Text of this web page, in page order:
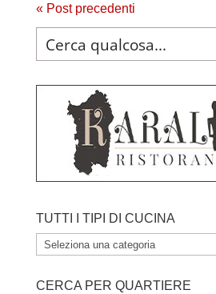
« Post precedenti
TUTTI I TIPI DI CUCINA
TUTTI
TIPI
CERCA PER QUARTIERE